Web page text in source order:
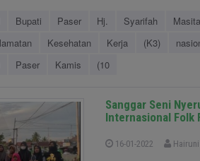
Bupati Paser Hj. Syarifah
Kesehatan Kerja (K3)
Paser Kamis (10
Sanggar Seni
Internasional Folk
16-01-2022 Hairuni